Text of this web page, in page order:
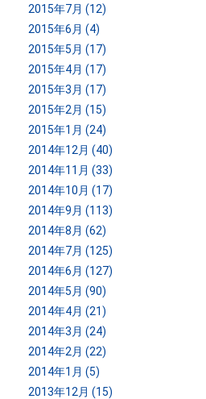
2015年7月 (12)
2015年6月 (4)
2015年5月 (17)
2015年4月 (17)
2015年3月 (17)
2015年2月 (15)
2015年1月 (24)
2014年12月 (40)
2014年11月 (33)
2014年10月 (17)
2014年9月 (113)
2014年8月 (62)
2014年7月 (125)
2014年6月 (127)
2014年5月 (90)
2014年4月 (21)
2014年3月 (24)
2014年2月 (22)
2014年1月 (5)
2013年12月 (15)